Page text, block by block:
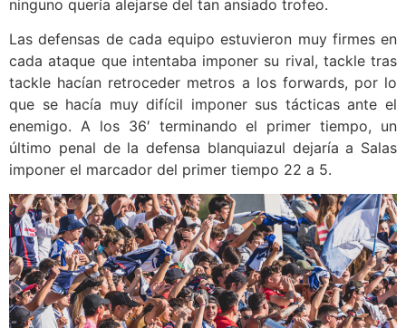
ninguno quería alejarse del tan ansiado trofeo.
Las defensas de cada equipo estuvieron muy firmes en
cada ataque que intentaba imponer su rival, tackle tras
tackle hacían retroceder metros a los forwards, por lo
que se hacía muy difícil imponer sus tácticas ante el
enemigo. A los 36′ terminando el primer tiempo, un
último penal de la defensa blanquiazul dejaría a Salas
imponer el marcador del primer tiempo 22 a 5.